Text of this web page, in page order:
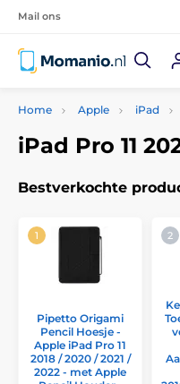
Mail ons
Home Apple iPad
iPad Pro 11
Bestverkochte
Pipetto Origami
Pencil Hoesje -
Apple iPad Pro 11
2018 / 2020 / 2021 /
2022 - met Apple